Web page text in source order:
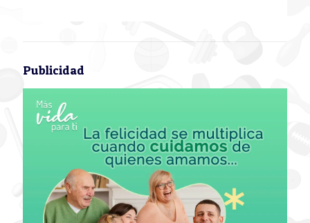
Publicidad